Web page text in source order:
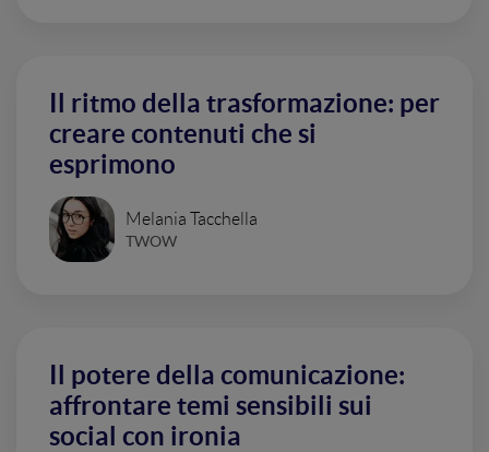
Il ritmo della trasformazione: per
creare contenuti che si
esprimono
Melania Tacchella
TWOW
Il potere della comunicazione:
affrontare temi sensibili sui
social con ironia